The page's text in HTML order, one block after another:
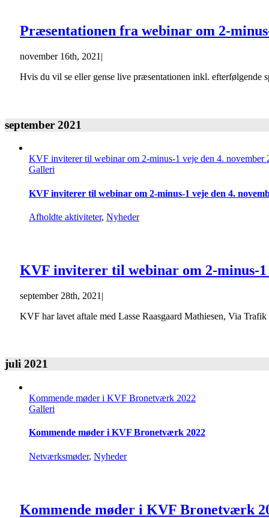
Præsentationen fra webinar om 2-
november 16th, 2021 |
Hvis du vil se eller gense live præsentationen inkl. efterfølgende
september 2021
KVF inviterer til webinar om 2-minus-1 veje den 4. november
Galleri
KVF inviterer til webinar om 2-minus-1 veje den 4.
Afholdte aktiviteter, Nyheder
KVF inviterer til webinar om 2-minus-1
september 28th, 2021 |
KVF har lavet aftale med Lasse Raasgaard Mathiesen, Via
juli 2021
Kommende møder i KVF Bronetværk 2022
Galleri
Kommende møder i KVF Bronetværk 2022
Netværksmøder, Nyheder
Kommende møder i KVF Bronetværk